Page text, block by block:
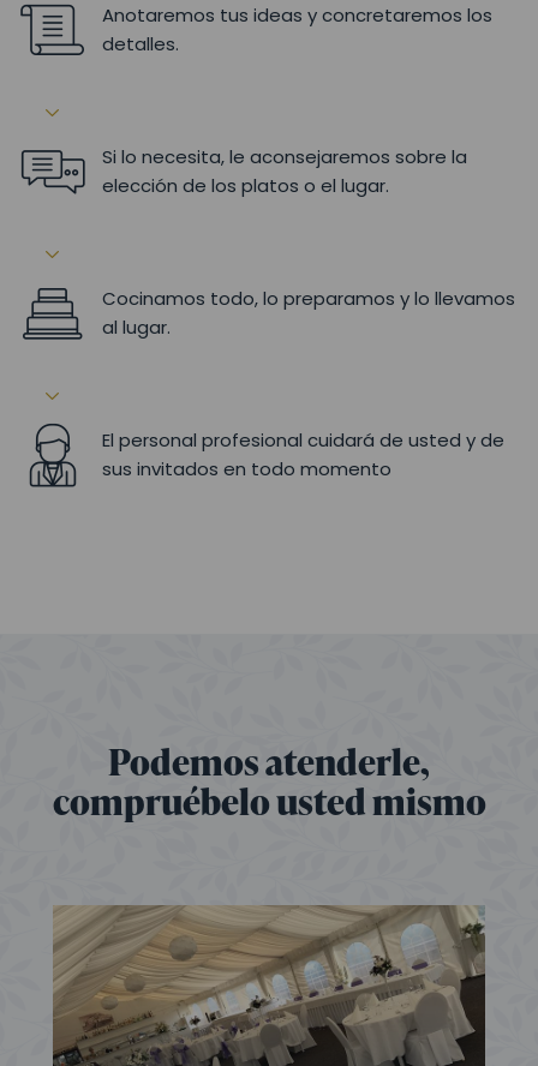
Anotaremos tus ideas y concretaremos los
detalles.
Si lo necesita, le aconsejaremos sobre la
elección de los platos o el lugar.
Cocinamos todo, lo preparamos y lo llevamos
al lugar.
El personal profesional cuidará de usted y de
sus invitados en todo momento
Podemos atenderle,
compruébelo usted mismo